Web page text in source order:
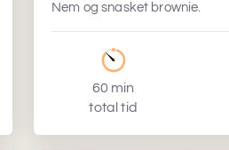
Nem og snasket brownie.
60 min
total tid